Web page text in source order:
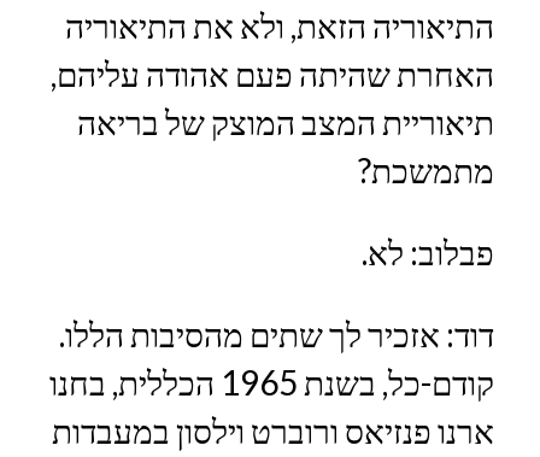
התיאוריה הזאת, ולא את התיאוריה
האחרת שהיתה פעם אהודה עליהם,
תיאוריית המצב המוצק של בריאה
מתמשכת?
פבלוב: לא.
דוד: אזכיר לך שתים מהסיבות הללו.
קודם-כל, בשנת 1965 הכללית, בחנו
ארנו פנזיאס ורוברט וילסון במעבדות